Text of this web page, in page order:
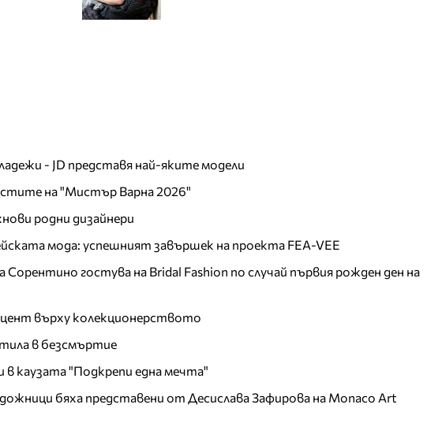
- JD представя най-яките модели
на "Мистър Варна 2026"
родни дизайнери
мода: успешният завършек на проекта FEA-VEE
гостува на Bridal Fashion по случай първия рожден ден на
върху колекционерството
в безсмъртие
в каузата "Подкрепи една мечта"
бяха представени от Десислава Зафирова на Monaco Art